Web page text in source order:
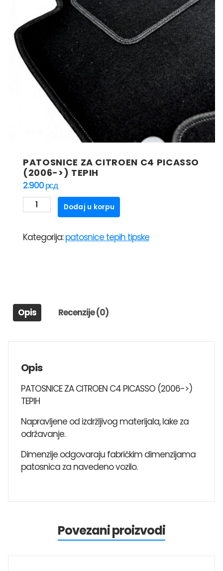
PATOSNICE ZA CITROEN C4 PICASSO
(2006->) TEPIH
2.900рсд
PATOSNICE
ZA
C4
količina
Dodaj u korpu
Kategorija:patosnice tepih tipske
Opis Recenzije (0)
Opis
PATOSNICE ZA CITROEN C4 PICASSO (2006->)
TEPIH
Napravljene od izdržljivog materijala, lake za
održavanje.
Dimenzije odgovaraju fabričkim dimenzijama
patosnica za navedeno vozilo.
Povezani proizvodi